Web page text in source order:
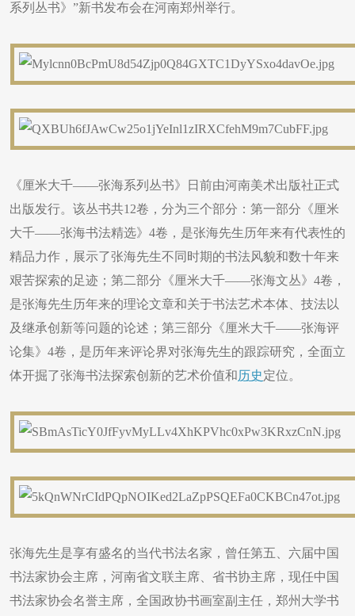
系列丛书》”新书发布会在河南郑州举行。
《厘米大千——张海系列丛书》日前由河南美术出版社正式
出版发行。该丛书共12卷，分为三个部分：第一部分《厘米
大千——张海书法精选》4卷，是张海先生历年来有代表性的
精品力作，展示了张海先生不同时期的书法风貌和数十年来
艰苦探索的足迹；第二部分《厘米大千——张海文丛》4卷，
是张海先生历年来的理论文章和关于书法艺术本体、技法以
及继承创新等问题的论述；第三部分《厘米大千——张海评
论集》4卷，是历年来评论界对张海先生的跟踪研究，全面立
体开掘了张海书法探索创新的艺术价值和历史定位。
张海先生是享有盛名的当代书法名家，曾任第五、六届中国
书法家协会主席，河南省文联主席、省书协主席，现任中国
书法家协会名誉主席，全国政协书画室副主任，郑州大学书